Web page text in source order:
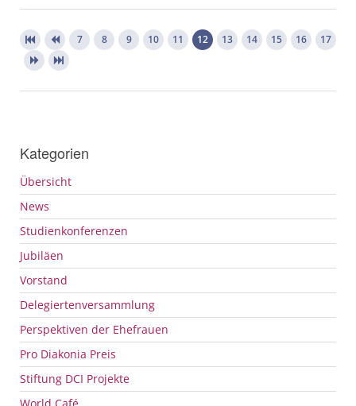
7 8 9 10 11 12 13 14 15 16 17
Kategorien
Übersicht
News
Studienkonferenzen
Jubiläen
Vorstand
Delegiertenversammlung
Perspektiven der Ehefrauen
Pro Diakonia Preis
Stiftung DCI Projekte